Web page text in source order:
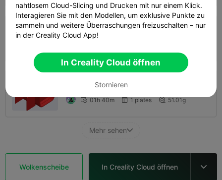
0,2 mm Schichthöhe, 2 Wände, 15 Füllung
0,2 mm Schichthöhe, 3 Wände, 15%
 01h 40m  1 plates  51.01g
Mehr sehen
Wolkenscheibe In Creality Cloud öffnen 
nahtlosem Cloud-Slicing und Drucken mit nur einem Klick.
Interagieren Sie mit den Modellen, um exklusive Punkte zu
sammeln und weitere Überraschungen freizuschalten – nur
in der Creality Cloud App!
In Creality Cloud öffnen
Stornieren